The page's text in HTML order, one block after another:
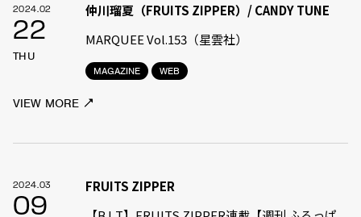
2024.02
22
THU
MAGAZINE WEB
仲川瑠夏（FRUITS ZIPPER）/ CANDY TUNE
MARQUEE Vol.153（星雲社）
VIEW MORE
2024.03
09
FRUITS ZIPPER